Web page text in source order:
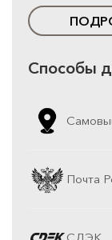
Способы
Почта